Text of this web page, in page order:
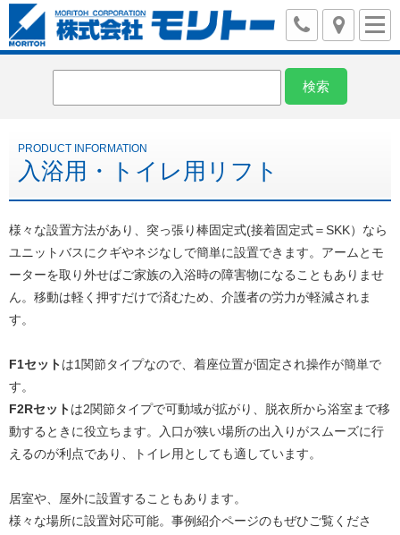
入浴用・トイレ用リフト
様々な設置方法があり、突っ張り棒固定式(接着固定式＝SKK）なら
ユニットバスにクギやネジなしで簡単に設置できます。アームとモ
ーターを取り外せばご家族の入浴時の障害物になることもありませ
ん。移動は軽く押すだけで済むため、介護者の労力が軽減されま
す。
F1セットは1関節タイプなので、着座位置が固定され操作が簡単で
す。
F2Rセットは2関節タイプで可動域が拡がり、脱衣所から浴室まで移
動するときに役立ちます。入口が狭い場所の出入りがスムーズに行
えるのが利点であり、トイレ用としても適しています。
居室や、屋外に設置することもあります。
様々な場所に設置対応可能。事例紹介ページのもぜひご覧くださ